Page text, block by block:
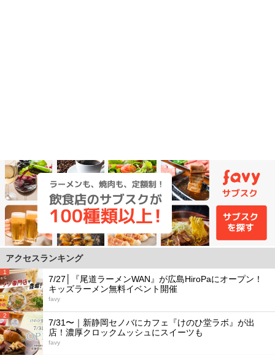
アクセスランキング
1
7/27│『尾道ラーメンWAN』が広島HiroPaにオープン！
キッズラーメン無料イベント開催
favy
2
7/31〜｜新静岡セノバにカフェ『けのひ堂ラボ』が出
店！濃厚クロックムッシュにスイーツも
favy